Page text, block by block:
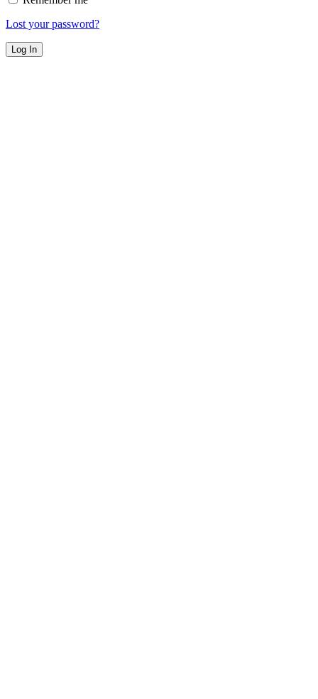
Lost your password?